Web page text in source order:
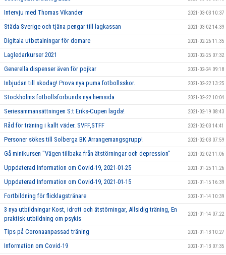
Intervju med Thomas Vikander 2021-03-03 10:37
Städa Sverige och tjäna pengar till lagkassan 2021-03-02 14:39
Digitala utbetalningar för domare 2021-02-26 11:35
Lagledarkurser 2021 2021-02-25 07:32
Generella dispenser även för pojkar 2021-02-24 09:18
Inbjudan till skodag! Prova nya puma fotbollsskor. 2021-02-22 13:25
Stockholms fotbollsförbunds nya hemsida 2021-02-22 10:04
Seriesammansättningen S:t Eriks-Cupen lagda! 2021-02-19 08:43
Råd för träning i kallt väder. SVFF,STFF 2021-02-03 14:41
Personer sökes till Solberga BK Arrangemangsgrupp! 2021-02-03 07:59
Gå minikursen "Vägen tillbaka från ätstörningar och depression" 2021-02-02 11:06
Uppdaterad Information om Covid-19, 2021-01-25 2021-01-25 11:26
Uppdaterad Information om Covid-19, 2021-01-15 2021-01-15 16:39
Fortbildning för flicklagstränare 2021-01-14 10:39
3 nya utbildningar Kost, idrott och ätstörningar, Allsidig träning, En
praktisk utbildning om psykis
2021-01-14 07:22
Tips på Coronaanpassad träning 2021-01-13 10:27
Information om Covid-19 2021-01-13 07:35